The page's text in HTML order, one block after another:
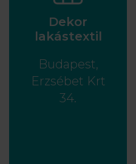
Dekor
lakástextil
Budapest,
Erzsébet Krt
34.